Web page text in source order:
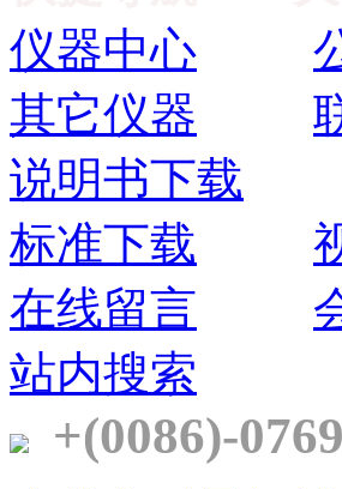
仪器中心
其它仪器
说明书下载
标准下载
在线留言
站内搜索
+(0086)-